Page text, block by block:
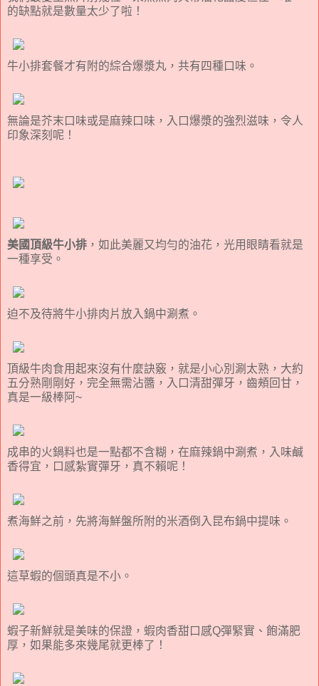
的缺點就是數量太少了啦！
牛小排套餐才有附的綜合爆漿丸，共有四種口味。
無論是芥末口味或是麻辣口味，入口爆漿的強烈滋味，令人
印象深刻呢！
美國頂級牛小排 ，如此美麗又均勻的油花，光用眼睛看就是
一種享受。
迫不及待將牛小排肉片放入鍋中涮煮。
頂級牛肉食用起來沒有什麼訣竅，就是小心別涮太熟，大約
五分熟剛剛好，完全無需沾醬，入口清甜彈牙，齒頰回甘，
真是一級棒阿~
成串的火鍋料也是一點都不含糊，在麻辣鍋中涮煮，入味鹹
香得宜，口感紮實彈牙，真不賴呢！
煮海鮮之前，先將海鮮盤所附的米酒倒入昆布鍋中提味。
這草蝦的個頭真是不小。
蝦子新鮮就是美味的保證，蝦肉香甜口感Q彈緊實、飽滿肥
厚，如果能多來幾尾就更棒了！